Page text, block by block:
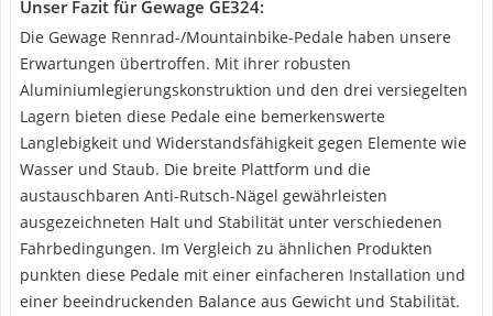
Unser Fazit für Gewage GE324:
Die Gewage Rennrad-/Mountainbike-Pedale haben unsere
Erwartungen übertroffen. Mit ihrer robusten
Aluminiumlegierungskonstruktion und den drei versiegelten
Lagern bieten diese Pedale eine bemerkenswerte
Langlebigkeit und Widerstandsfähigkeit gegen Elemente wie
Wasser und Staub. Die breite Plattform und die
austauschbaren Anti-Rutsch-Nägel gewährleisten
ausgezeichneten Halt und Stabilität unter verschiedenen
Fahrbedingungen. Im Vergleich zu ähnlichen Produkten
punkten diese Pedale mit einer einfacheren Installation und
einer beeindruckenden Balance aus Gewicht und Stabilität.